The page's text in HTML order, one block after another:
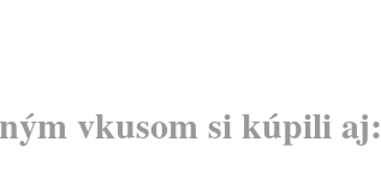
vkusom si kúpili aj: